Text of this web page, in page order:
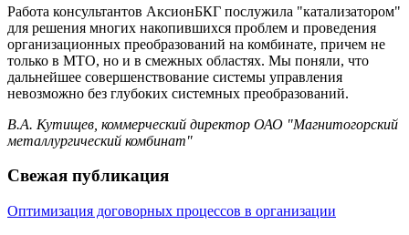
Работа консультантов АксионБКГ послужила "катализатором"
для решения многих накопившихся проблем и проведения
организационных преобразований на комбинате, причем не
только в МТО, но и в смежных областях. Мы поняли, что
дальнейшее совершенствование системы управления
невозможно без глубоких системных преобразований.
В.А. Кутищев, коммерческий директор ОАО "Магнитогорский
металлургический комбинат"
Свежая публикация
Оптимизация договорных процессов в организации